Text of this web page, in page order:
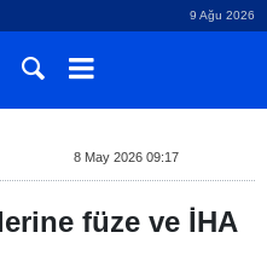
9 Ağu 2026
8 May 2026 09:17
füze ve İHA